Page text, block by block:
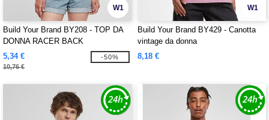
W1
Build Your Brand BY208 - TOP DA
DONNA RACER BACK
5,34 €
10,76 €
-50%
W1
Build Your Brand BY429 - Canotta
vintage da donna
8,18 €